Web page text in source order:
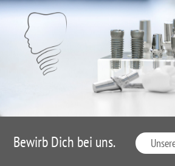
Bewirb Dich bei uns.